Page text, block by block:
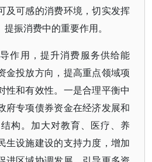
及可感的消费环境，切实发挥
振消费中的重要作用。
作用，提升消费服务供给能
金投放方向，提高重点领域项
性和有效性。一是合理平衡中
府专项债券资金在经济发展和
构。加大对教育、医疗、养
生设施建设的支持力度，增加